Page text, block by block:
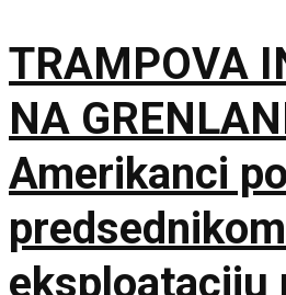
TRAMPOVA
NA
Amerikanci
eksploataciju